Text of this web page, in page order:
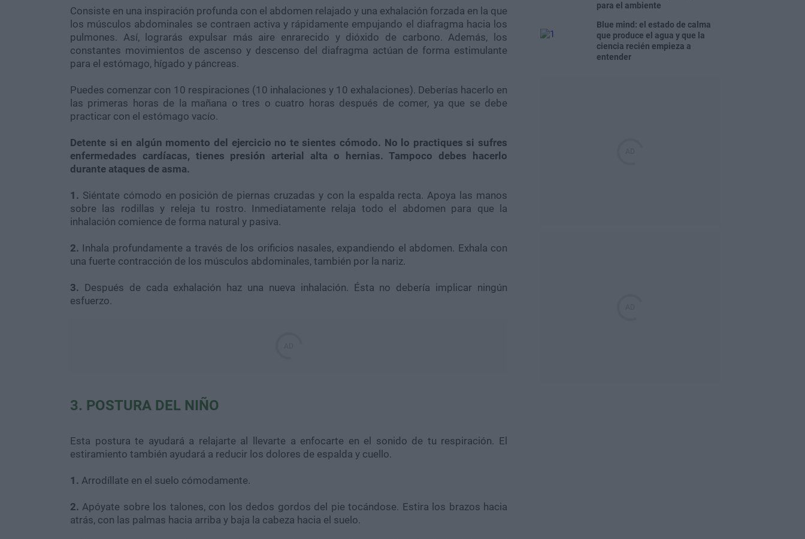
Consiste en una inspiración profunda con el abdomen relajado y una exhalación forzada en la que
los músculos abdominales se contraen activa y rápidamente empujando el diafragma hacia los
pulmones. Así, lograrás expulsar más aire enrarecido y dióxido de carbono. Además, los
constantes movimientos de ascenso y descenso del diafragma actúan de forma estimulante
para el estómago, hígado y páncreas.
Puedes comenzar con 10 respiraciones (10 inhalaciones y 10 exhalaciones). Deberías hacerlo en
las primeras horas de la mañana o tres o cuatro horas después de comer, ya que se debe
practicar con el estómago vacío.
Detente si en algún momento del ejercicio no te sientes cómodo. No lo practiques si sufres
enfermedades cardíacas, tienes presión arterial alta o hernias. Tampoco debes hacerlo
durante ataques de asma.
1. Siéntate cómodo en posición de piernas cruzadas y con la espalda recta. Apoya las manos
sobre las rodillas y releja tu rostro. Inmediatamente relaja todo el abdomen para que la
inhalación comience de forma natural y pasiva.
2. Inhala profundamente a través de los orificios nasales, expandiendo el abdomen. Exhala con
una fuerte contracción de los músculos abdominales, también por la nariz.
3. Después de cada exhalación haz una nueva inhalación. Ésta no debería implicar ningún
esfuerzo.
3. POSTURA DEL NIÑO
Esta postura te ayudará a relajarte al llevarte a enfocarte en el sonido de tu respiración. El
estiramiento también ayudará a reducir los dolores de espalda y cuello.
1. Arrodíllate en el suelo cómodamente.
2. Apóyate sobre los talones, con los dedos gordos del pie tocándose. Estira los brazos hacia
atrás, con las palmas hacia arriba y baja la cabeza hacia el suelo.
para el ambiente
Blue mind: el estado de calma
que produce el agua y que la
ciencia recién empieza a
entender